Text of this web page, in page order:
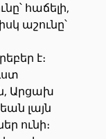
հաճելի,
աշունը՝
է։
Արցախ
լայն
ունի։